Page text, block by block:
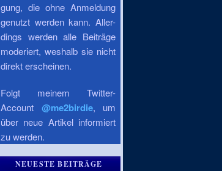
gung, die ohne Anmeldung
genutzt werden kann. Aller-
dings werden alle Beiträge
moderiert, weshalb sie nicht
direkt erscheinen.
Folgt meinem Twitter-
Account @me2birdie, um
über neue Artikel informiert
zu werden.
NEUESTE BEITRÄGE